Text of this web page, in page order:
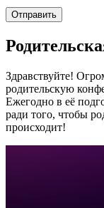
Отправить
Здравствуйте!
родительскую
Ежегодно в её
ради того, чтобы
происходит!